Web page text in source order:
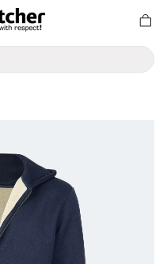
d'achat